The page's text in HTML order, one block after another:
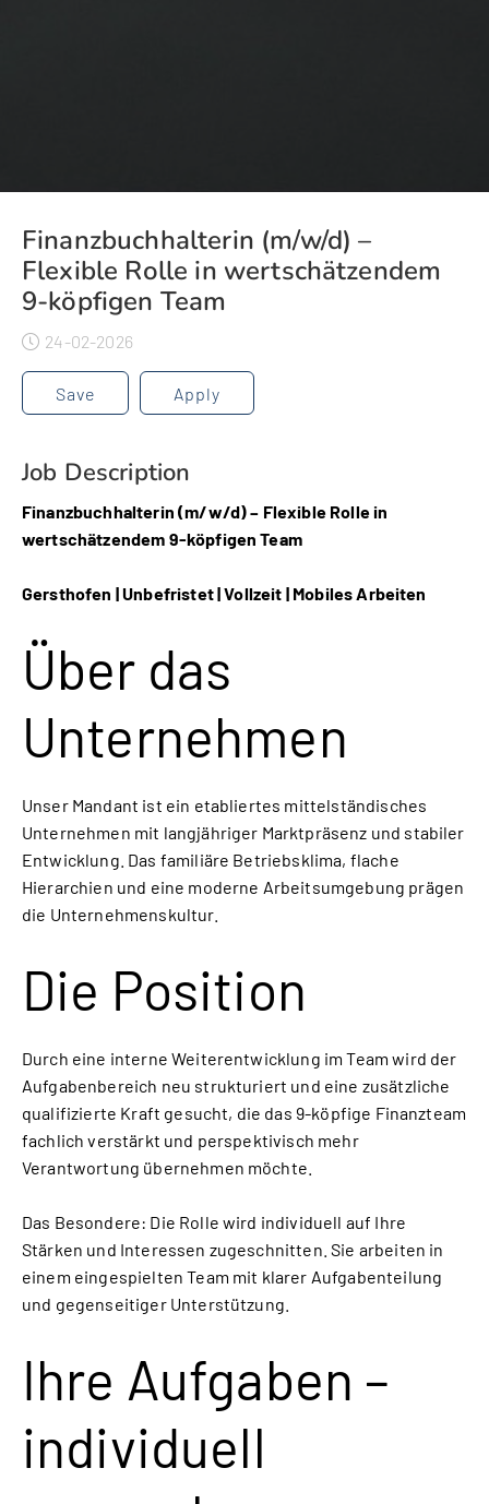
Finanzbuchhalterin (m/w/d) –
Flexible Rolle in wertschätzendem
9-köpfigen Team
24-02-2026
Save Apply
Job Description
Finanzbuchhalterin (m/w/d) – Flexible Rolle in
wertschätzendem 9-köpfigen Team
Gersthofen | Unbefristet | Vollzeit | Mobiles Arbeiten
Über das
Unternehmen
Unser Mandant ist ein etabliertes mittelständisches
Unternehmen mit langjähriger Marktpräsenz und stabiler
Entwicklung. Das familiäre Betriebsklima, flache
Hierarchien und eine moderne Arbeitsumgebung prägen
die Unternehmenskultur.
Die Position
Durch eine interne Weiterentwicklung im Team wird der
Aufgabenbereich neu strukturiert und eine zusätzliche
qualifizierte Kraft gesucht, die das 9-köpfige Finanzteam
fachlich verstärkt und perspektivisch mehr
Verantwortung übernehmen möchte.
Das Besondere: Die Rolle wird individuell auf Ihre
Stärken und Interessen zugeschnitten. Sie arbeiten in
einem eingespielten Team mit klarer Aufgabenteilung
und gegenseitiger Unterstützung.
Ihre Aufgaben –
individuell